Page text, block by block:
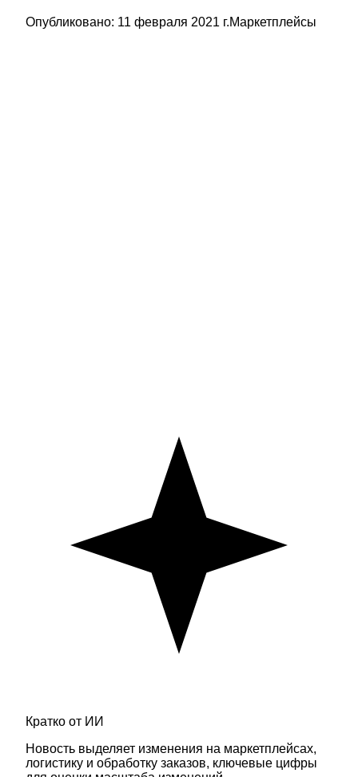
Опубликовано: 11 февраля 2021 г.Маркетплейсы
Кратко от ИИ
Новость выделяет изменения на маркетплейсах,
логистику и обработку заказов, ключевые цифры